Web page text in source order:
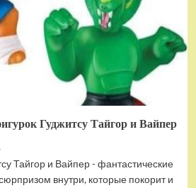
Гуджитсу Тайгор и Вайпер
Тайгор и Вайпер - фантастические
внутри, которые покорит и